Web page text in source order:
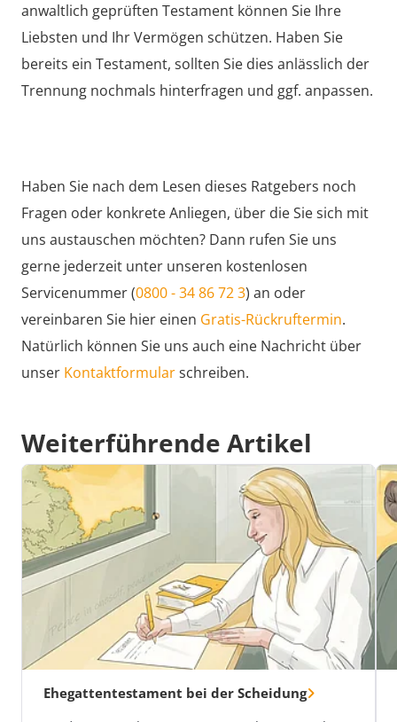
anwaltlich geprüften Testament können Sie Ihre
Liebsten und Ihr Vermögen schützen. Haben Sie
bereits ein Testament, sollten Sie dies anlässlich der
Trennung nochmals hinterfragen und ggf. anpassen.
Haben Sie nach dem Lesen dieses Ratgebers noch
Fragen oder konkrete Anliegen, über die Sie sich mit
uns austauschen möchten? Dann rufen Sie uns
gerne jederzeit unter unseren kostenlosen
Servicenummer (0800 - 34 86 72 3) an oder
vereinbaren Sie hier einen Gratis-Rückruftermin.
Natürlich können Sie uns auch eine Nachricht über
unser Kontaktformularschreiben.
Weiterführende Artikel
Ehegattentestament bei der Scheidung